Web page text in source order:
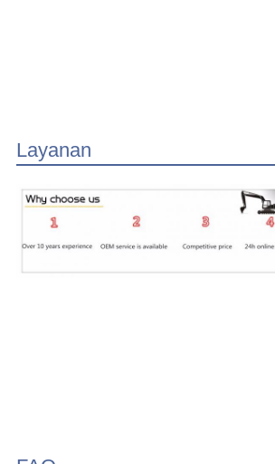
Layanan